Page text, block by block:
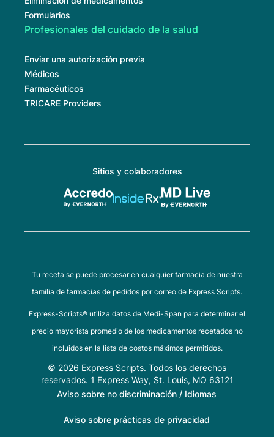
Formularios
Profesionales del cuidado de la salud
Enviar una autorización previa
Médicos
Farmacéuticos
TRICARE Providers
Sitios y colaboradores
Tu receta se puede procesar en cualquier farmacia de nuestra
familia de farmacias de pedidos por correo de Express Scripts.
Express-Scripts® utiliza datos de Medi-Span para determinar el
precio mayorista promedio de los medicamentos recetados no
incluidos en la lista de costos máximos permitidos.
© 2026 Express Scripts. Todos los derechos
reservados. 1 Express Way, St. Louis, MO 63121
Aviso sobre no discriminación / Idiomas
Aviso sobre prácticas de privacidad